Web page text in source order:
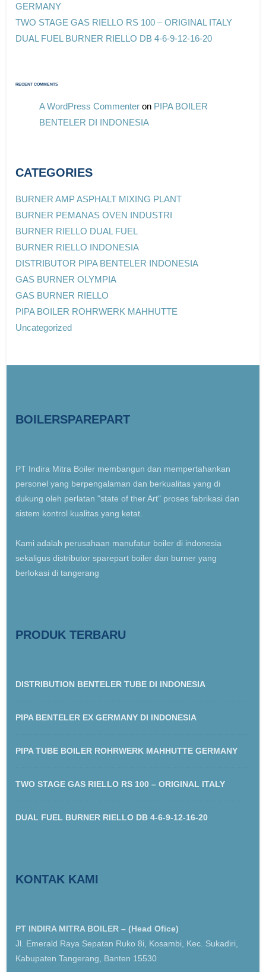
GERMANY
TWO STAGE GAS RIELLO RS 100 – ORIGINAL ITALY
DUAL FUEL BURNER RIELLO DB 4-6-9-12-16-20
RECENT COMMENTS
A WordPress Commenter on PIPA BOILER
BENTELER DI INDONESIA
CATEGORIES
BURNER AMP ASPHALT MIXING PLANT
BURNER PEMANAS OVEN INDUSTRI
BURNER RIELLO DUAL FUEL
BURNER RIELLO INDONESIA
DISTRIBUTOR PIPA BENTELER INDONESIA
GAS BURNER OLYMPIA
GAS BURNER RIELLO
PIPA BOILER ROHRWERK MAHHUTTE
Uncategorized
BOILERSPAREPART
PT Indira Mitra Boiler membangun dan mempertahankan
personel yang berpengalaman dan berkualitas yang di
dukung oleh perlatan "state of ther Art" proses fabrikasi dan
sistem kontrol kualitas yang ketat.
Kami adalah perusahaan manufatur boiler di indonesia
sekaligus distributor sparepart boiler dan burner yang
berlokasi di tangerang
PRODUK TERBARU
DISTRIBUTION BENTELER TUBE DI INDONESIA
PIPA BENTELER EX GERMANY DI INDONESIA
PIPA TUBE BOILER ROHRWERK MAHHUTTE GERMANY
TWO STAGE GAS RIELLO RS 100 – ORIGINAL ITALY
DUAL FUEL BURNER RIELLO DB 4-6-9-12-16-20
KONTAK KAMI
PT INDIRA MITRA BOILER – (Head Ofice)
Jl. Emerald Raya Sepatan Ruko 8i, Kosambi, Kec. Sukadiri,
Kabupaten Tangerang, Banten 15530